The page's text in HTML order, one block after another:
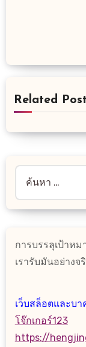
Related Post
การบรรลุเป้าห
เรารับมันอย่างจ
เว็บสล็อตและบา
โจ๊กเกอร์123
https://